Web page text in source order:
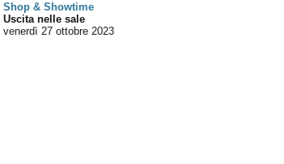
Shop & Showtime
Uscita nelle sale
venerdì 27 ottobre 2023